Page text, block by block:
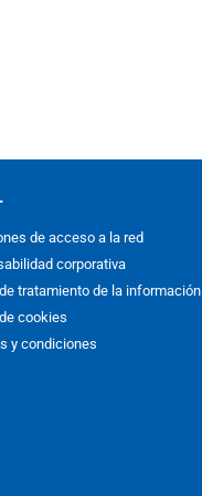
de acceso a la red
corporativa
tratamiento de la información
cookies
y condiciones